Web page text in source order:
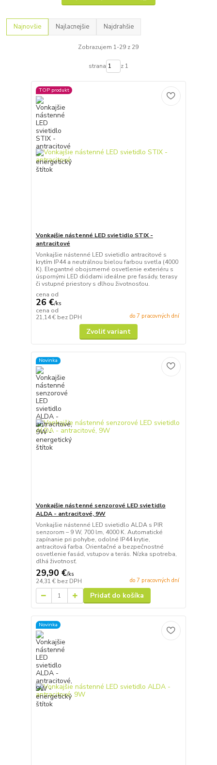
Najnovšie Najlacnejšie Najdrahšie
Zobrazujem 1-29 z 29
strana z 1
TOP produkt
Vonkajšie nástenné LED svietidlo STIX -
antracitové
Vonkajšie nástenné LED svietidlo antracitové s
krytím IP44 a neutrálnou bielou farbou svetla (4000
K). Elegantné obojsmerné osvetlenie exteriéru s
úspornými LED diódami ideálne pre fasády, terasy
či vstupné priestory s dlhou životnosťou.
cena od
26 €/ks
cena od
21,14 € bez DPH do 7 pracovných dní
Zvoliť variant
Novinka
Vonkajšie nástenné senzorové LED svietidlo
ALDA - antracitové, 9W
Vonkajšie nástenné LED svietidlo ALDA s PIR
senzorom – 9 W, 700 lm, 4000 K. Automatické
zapínanie pri pohybe, odolné IP44 krytie,
antracitová farba. Orientačné a bezpečnostné
osvetlenie fasád, vstupov a terás. Nízka spotreba,
dlhá životnosť.
29,90 €/ks
24,31 € bez DPH do 7 pracovných dní
Pridať do košíka
Novinka